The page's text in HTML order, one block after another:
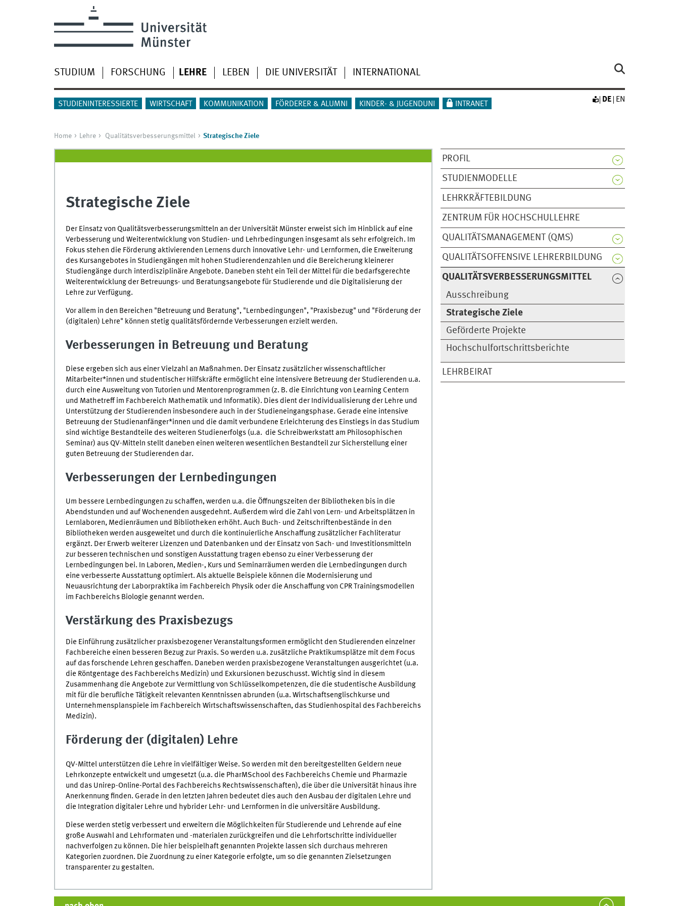
STUDIUM FORSCHUNG LEHRE LEBEN DIE UNIVERSITÄT INTERNATIONAL
STUDIENINTERESSIERTE WIRTSCHAFT KOMMUNIKATION FÖRDERER & ALUMNI KINDER- & JUGENDUNI INTRANET
DE EN
Home Lehre Qualitätsver­­besserungs­mittel Strategische Ziele
PROFIL
STUDIENMODELLE
LEHRKRÄFTEBILDUNG
ZENTRUM FÜR HOCHSCHULLEHRE
QUALITÄTSMANAGEMENT (QMS)
QUALITÄTSOFFENSIVE LEHRERBILDUNG
QUALITÄTSVER­­BESSERUNGS­MITTEL
Ausschreibung
Strategische Ziele
Geförderte Projekte
Hochschulfortschrittsberichte
LEHRBEIRAT
Strategische Ziele
Der Einsatz von Qualitätsverbesserungsmitteln an der Universität Münster erweist sich im Hinblick auf eine
Verbesserung und Weiterentwicklung von Studien- und Lehrbedingungen insgesamt als sehr erfolgreich. Im
Fokus stehen die Förderung aktivierenden Lernens durch innovative Lehr- und Lernformen, die Erweiterung
des Kursangebotes in Studiengängen mit hohen Studierendenzahlen und die Bereicherung kleinerer
Studiengänge durch interdisziplinäre Angebote. Daneben steht ein Teil der Mittel für die bedarfsgerechte
Weiterentwicklung der Betreuungs- und Beratungsangebote für Studierende und die Digitalisierung der
Lehre zur Verfügung.
Vor allem in den Bereichen "Betreuung und Beratung", "Lernbedingungen", "Praxisbezug" und "Förderung der
(digitalen) Lehre" können stetig qualitätsfördernde Verbesserungen erzielt werden.
Verbesserungen in Betreuung und Beratung
Diese ergeben sich aus einer Vielzahl an Maßnahmen. Der Einsatz zusätzlicher wissenschaftlicher
Mitarbeiter*innen und studentischer Hilfskräfte ermöglicht eine intensivere Betreuung der Studierenden u.a.
durch eine Ausweitung von Tutorien und Mentorenprogrammen (z. B. die Einrichtung von Learning Centern
und Mathetreff im Fachbereich Mathematik und Informatik). Dies dient der Individualisierung der Lehre und
Unterstützung der Studierenden insbesondere auch in der Studieneingangsphase. Gerade eine intensive
Betreuung der Studienanfänger*innen und die damit verbundene Erleichterung des Einstiegs in das Studium
sind wichtige Bestandteile des weiteren Studienerfolgs (u.a. die Schreibwerkstatt am Philosophischen
Seminar) aus QV-Mitteln stellt daneben einen weiteren wesentlichen Bestandteil zur Sicherstellung einer
guten Betreuung der Studierenden dar.
Verbesserungen der Lernbedingungen
Um bessere Lernbedingungen zu schaffen, werden u.a. die Öffnungszeiten der Bibliotheken bis in die
Abendstunden und auf Wochenenden ausgedehnt. Außerdem wird die Zahl von Lern- und Arbeitsplätzen in
Lernlaboren, Medienräumen und Bibliotheken erhöht. Auch Buch- und Zeitschriftenbestände in den
Bibliotheken werden ausgeweitet und durch die kontinuierliche Anschaffung zusätzlicher Fachliteratur
ergänzt. Der Erwerb weiterer Lizenzen und Datenbanken und der Einsatz von Sach- und Investitionsmitteln
zur besseren technischen und sonstigen Ausstattung tragen ebenso zu einer Verbesserung der
Lernbedingungen bei. In Laboren, Medien-, Kurs und Seminarräumen werden die Lernbedingungen durch
eine verbesserte Ausstattung optimiert. Als aktuelle Beispiele können die Modernisierung und
Neuausrichtung der Laborpraktika im Fachbereich Physik oder die Anschaffung von CPR Trainingsmodellen
im Fachbereichs Biologie genannt werden.
Verstärkung des Praxisbezugs
Die Einführung zusätzlicher praxisbezogener Veranstaltungsformen ermöglicht den Studierenden einzelner
Fachbereiche einen besseren Bezug zur Praxis. So werden u.a. zusätzliche Praktikumsplätze mit dem Focus
auf das forschende Lehren geschaffen. Daneben werden praxisbezogene Veranstaltungen ausgerichtet (u.a.
die Röntgentage des Fachbereichs Medizin) und Exkursionen bezuschusst. Wichtig sind in diesem
Zusammenhang die Angebote zur Vermittlung von Schlüsselkompetenzen, die die studentische Ausbildung
mit für die berufliche Tätigkeit relevanten Kenntnissen abrunden (u.a. Wirtschaftsenglischkurse und
Unternehmensplanspiele im Fachbereich Wirtschaftswissenschaften, das Studienhospital des Fachbereichs
Medizin).
Förderung der (digitalen) Lehre
QV-Mittel unterstützen die Lehre in vielfältiger Weise. So werden mit den bereitgestellten Geldern neue
Lehrkonzepte entwickelt und umgesetzt (u.a. die PharMSchool des Fachbereichs Chemie und Pharmazie
und das Unirep-Online-Portal des Fachbereichs Rechtswissenschaften), die über die Universität hinaus ihre
Anerkennung finden. Gerade in den letzten Jahren bedeutet dies auch den Ausbau der digitalen Lehre und
die Integration digitaler Lehre und hybrider Lehr- und Lernformen in die universitäre Ausbildung.
Diese werden stetig verbessert und erweitern die Möglichkeiten für Studierende und Lehrende auf eine
große Auswahl and Lehrformaten und -materialen zurückgreifen und die Lehrfortschritte individueller
nachverfolgen zu können. Die hier beispielhaft genannten Projekte lassen sich durchaus mehreren
Kategorien zuordnen. Die Zuordnung zu einer Kategorie erfolgte, um so die genannten Zielsetzungen
transparenter zu gestalten.